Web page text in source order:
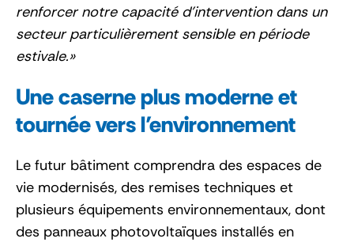
renforcer notre capacité d’intervention dans un
secteur particulièrement sensible en période
estivale.
Une caserne plus moderne et
tournée vers l’environnement
Le futur bâtiment comprendra des espaces de
vie modernisés, des remises techniques et
plusieurs équipements environnementaux, dont
des panneaux photovoltaïques installés en